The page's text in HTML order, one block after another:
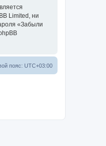
Limited, ни
«Забыли
пояс: UTC+03:00